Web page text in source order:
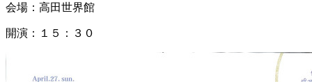
会場：高田世界館
開演：１５：３０